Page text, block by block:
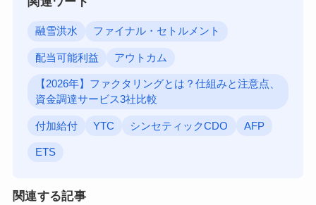
融雪洪水 ファイナル・セトルメント
配当可能利益 アウトカム
【2026年】ファクタリングとは？仕組みと注意点、
資金調達サービス3社比較
付加給付 YTC シンセティックCDO AFP
ETS
関連する記事